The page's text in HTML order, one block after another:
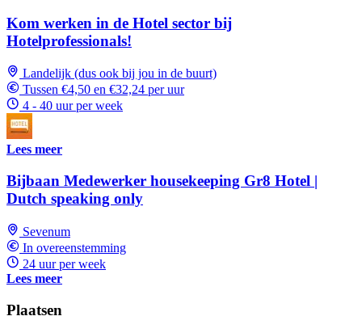
Kom werken in de Hotel sector bij
Hotelprofessionals!
Landelijk (dus ook bij jou in de buurt)
Tussen €4,50 en €32,24 per uur
4 - 40 uur per week
Lees meer
Bijbaan Medewerker housekeeping Gr8 Hotel |
Dutch speaking only
Sevenum
In overeenstemming
24 uur per week
Lees meer
Plaatsen